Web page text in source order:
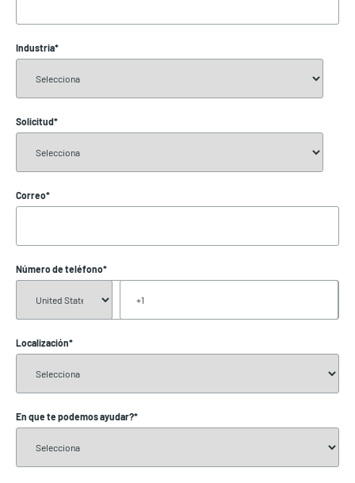
Industria*
Solicitud*
Correo*
Número de teléfono*
Localización*
En que te podemos ayudar?*